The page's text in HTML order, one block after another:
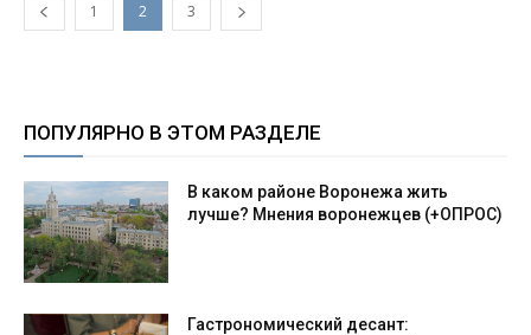
1 2 3
ПОПУЛЯРНО В ЭТОМ РАЗДЕЛЕ
В каком районе Воронежа жить
лучше? Мнения воронежцев (+ОПРОС)
Гастрономический десант: